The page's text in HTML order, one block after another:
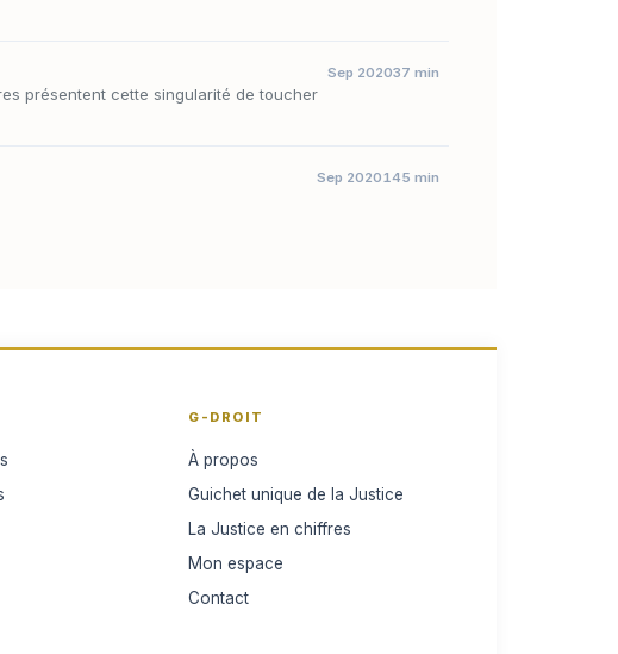
présentent cette singularité de toucher
Sep 202037 min
Sep 2020145 min
G-DROIT
À propos
Guichet unique de la Justice
La Justice en chiffres
Mon espace
Contact